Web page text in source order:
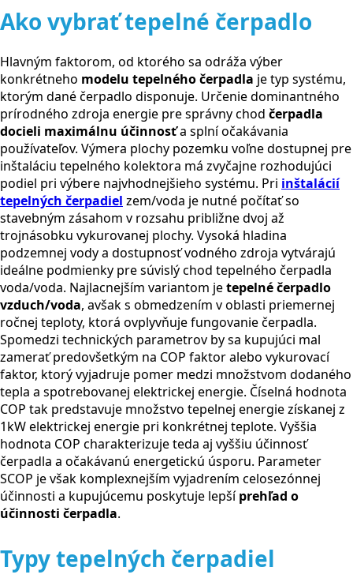
Ako vybrať tepelné čerpadlo
Hlavným faktorom, od ktorého sa odráža výber
konkrétneho modelu tepelného čerpadla je typ systému,
ktorým dané čerpadlo disponuje. Určenie dominantného
prírodného zdroja energie pre správny chod čerpadla
docieli maximálnu účinnosťa splní očakávania
používateľov. Výmera plochy pozemku voľne dostupnej pre
inštaláciu tepelného kolektora má zvyčajne rozhodujúci
podiel pri výbere najvhodnejšieho systému. Pri inštalácií
tepelných čerpadiel zem/voda je nutné počítať so
stavebným zásahom v rozsahu približne dvoj až
trojnásobku vykurovanej plochy. Vysoká hladina
podzemnej vody a dostupnosť vodného zdroja vytvárajú
ideálne podmienky pre súvislý chod tepelného čerpadla
voda/voda. Najlacnejším variantom jetepelné čerpadlo
vzduch/voda, avšak s obmedzením v oblasti priemernej
ročnej teploty, ktorá ovplyvňuje fungovanie čerpadla.
Spomedzi technických parametrov by sa kupujúci mal
zamerať predovšetkým na COP faktor alebo vykurovací
faktor, ktorý vyjadruje pomer medzi množstvom dodaného
tepla a spotrebovanej elektrickej energie. Číselná hodnota
COP tak predstavuje množstvo tepelnej energie získanej z
1kW elektrickej energie pri konkrétnej teplote. Vyššia
hodnota COP charakterizuje teda aj vyššiu účinnosť
čerpadla a očakávanú energetickú úsporu. Parameter
SCOP je však komplexnejším vyjadrením celosezónnej
účinnosti a kupujúcemu poskytuje lepšíprehľad o
účinnosti čerpadla.
Typy tepelných čerpadiel